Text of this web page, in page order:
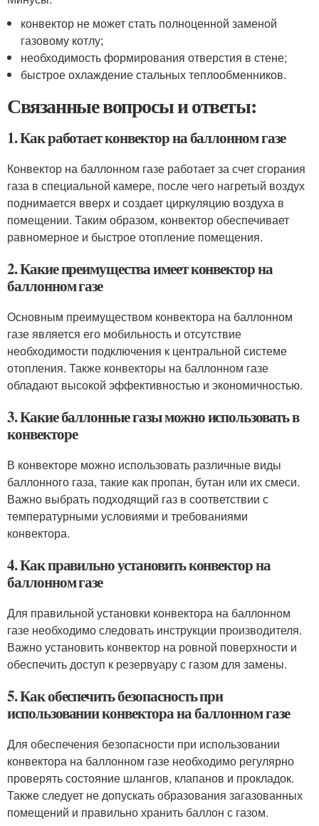
конвектор не может стать полноценной заменой
газовому котлу;
необходимость формирования отверстия в стене;
быстрое охлаждение стальных теплообменников.
Связанные вопросы и ответы:
1. Как работает конвектор на баллонном газе
Конвектор на баллонном газе работает за счет сгорания
газа в специальной камере, после чего нагретый воздух
поднимается вверх и создает циркуляцию воздуха в
помещении. Таким образом, конвектор обеспечивает
равномерное и быстрое отопление помещения.
2. Какие преимущества имеет конвектор на
баллонном газе
Основным преимуществом конвектора на баллонном
газе является его мобильность и отсутствие
необходимости подключения к центральной системе
отопления. Также конвекторы на баллонном газе
обладают высокой эффективностью и экономичностью.
3. Какие баллонные газы можно использовать в
конвекторе
В конвекторе можно использовать различные виды
баллонного газа, такие как пропан, бутан или их смеси.
Важно выбрать подходящий газ в соответствии с
температурными условиями и требованиями
конвектора.
4. Как правильно установить конвектор на
баллонном газе
Для правильной установки конвектора на баллонном
газе необходимо следовать инструкции производителя.
Важно установить конвектор на ровной поверхности и
обеспечить доступ к резервуару с газом для замены.
5. Как обеспечить безопасность при
использовании конвектора на баллонном газе
Для обеспечения безопасности при использовании
конвектора на баллонном газе необходимо регулярно
проверять состояние шлангов, клапанов и прокладок.
Также следует не допускать образования загазованных
помещений и правильно хранить баллон с газом.